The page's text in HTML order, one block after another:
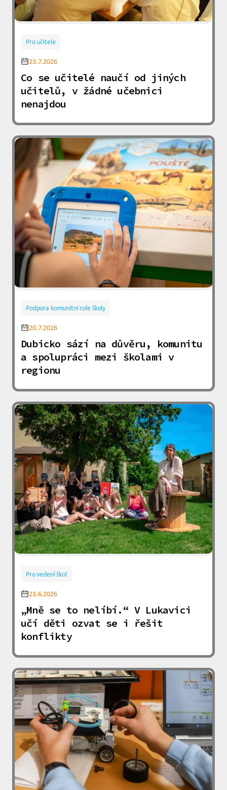
Pro učitele
23.7.2026
Co se učitelé naučí od jiných
učitelů, v žádné učebnici
nenajdou
Podpora komunitní role školy
20.7.2026
Dubicko sází na důvěru, komunitu
a spolupráci mezi školami v
regionu
Pro vedení škol
23.6.2026
„Mně se to nelíbí.“ V Lukavici
učí děti ozvat se i řešit
konflikty